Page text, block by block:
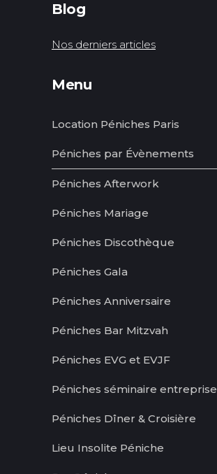
Blog
Nos derniers articles
Menu
Location Péniches Paris
Péniches par Évènements
Péniches Afterwork
Péniches Mariage
Péniches Discothèque
Péniches Gala
Péniches Anniversaire
Péniches Bar Mitzvah
Péniches EVG et EVJF
Péniches séminaire entreprise
Péniches Dîner & Croisière
Lieu Insolite Péniche